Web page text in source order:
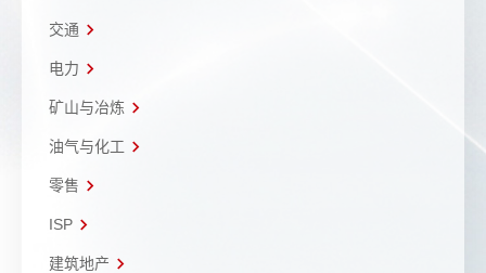
交通
电力
矿山与冶炼
油气与化工
零售
ISP
建筑地产